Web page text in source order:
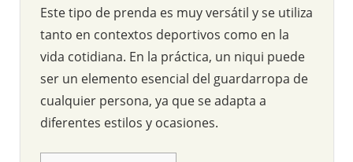
Este tipo de prenda es muy versátil y se utiliza
tanto en contextos deportivos como en la
vida cotidiana. En la práctica, un niqui puede
ser un elemento esencial del guardarropa de
cualquier persona, ya que se adapta a
diferentes estilos y ocasiones.